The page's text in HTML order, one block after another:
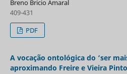
Breno Bricio Amaral
409-431
PDF
A vocação ontológica do ‘ser
aproximando Freire e Vieira Pinto